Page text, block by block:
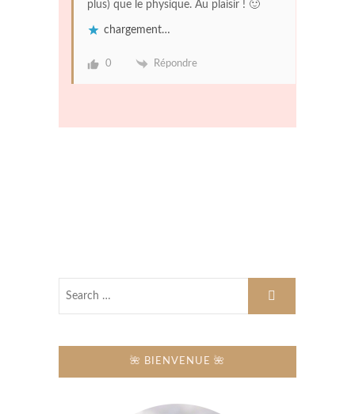
plus) que le physique. Au plaisir ! 🙂
chargement…
0 Répondre
🌺 BIENVENUE 🌺